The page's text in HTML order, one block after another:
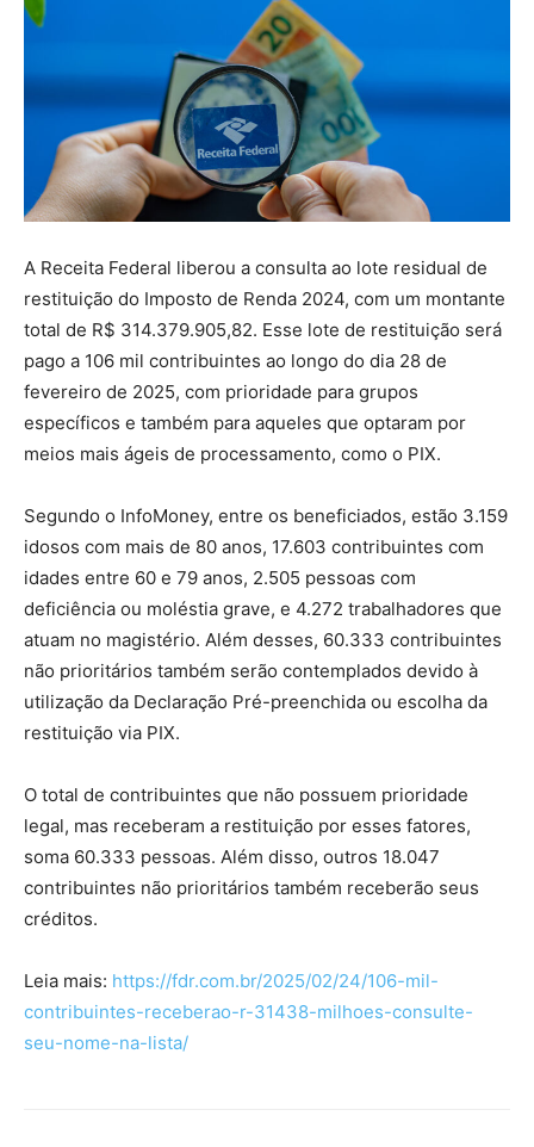
A Receita Federal liberou a consulta ao lote residual de
restituição do Imposto de Renda 2024, com um montante
total de R$ 314.379.905,82. Esse lote de restituição será
pago a 106 mil contribuintes ao longo do dia 28 de
fevereiro de 2025, com prioridade para grupos
específicos e também para aqueles que optaram por
meios mais ágeis de processamento, como o PIX.
Segundo o InfoMoney, entre os beneficiados, estão 3.159
idosos com mais de 80 anos, 17.603 contribuintes com
idades entre 60 e 79 anos, 2.505 pessoas com
deficiência ou moléstia grave, e 4.272 trabalhadores que
atuam no magistério. Além desses, 60.333 contribuintes
não prioritários também serão contemplados devido à
utilização da Declaração Pré-preenchida ou escolha da
restituição via PIX.
O total de contribuintes que não possuem prioridade
legal, mas receberam a restituição por esses fatores,
soma 60.333 pessoas. Além disso, outros 18.047
contribuintes não prioritários também receberão seus
créditos.
Leia mais: https://fdr.com.br/2025/02/24/106-mil-
contribuintes-receberao-r-31438-milhoes-consulte-
seu-nome-na-lista/